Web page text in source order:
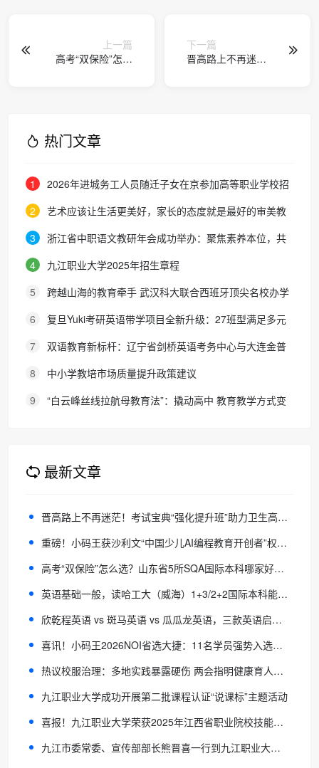
上一篇
高考“双保险”怎么
下一篇
晋高路上不再迷
热门文章
1
2026年进城务工人员随迁子女在京参加高等职业学校招
生考试报名通知
2
艺术应该让生活更美好，家长的态度就是最好的审美教
育！
3
浙江省中职语文教研年会成功举办：聚焦素养本位，共
探职教语文教学新路径
4
九江职业大学2025年招生章程
5
跨越山海的教育牵手 武汉科大联合西班牙顶尖名校办学
院，首届新生入学
6
复旦Yuki考研英语带学项目全新升级：27班型满足多元
需求，协议保障助力考研梦想
7
双语教育新标杆：辽宁省剑桥英语考务中心与大连金普
新区华美双语学校签约剑桥英语体系教学示范学校
8
中小学教培市场质量提升政策建议
9
“白云峰丝线拉航母教育法”：撬动高中 教育教学方式变
最新文章
晋高路上不再迷茫！考试宝典“强化提升班”助力卫生高级职称考生高效突围
重磅！小码王获沙利文“中国少儿AI编程教育开创者”权威认证！
高考“双保险”怎么选？山东省5所SQA国际本科哪家好？这篇文章告诉你
英语基础一般，读哈工大（威海）1+3/2+2国际本科能跟上吗？
欣乾程英语 vs 斑马英语 vs 瓜瓜龙英语，三款英语启蒙产品怎么选？
喜讯！小码王2026NOI省选大捷：11名学员强势入选省队，再创信奥教育新巅峰
热议校服治理：多地实践暴露硬伤 两会指明健康育人方向
九江职业大学成功开展第二批课程认证“说课标”主题活动
喜报！九江职业大学荣获2025年江西省职业院校技能大赛“表现突出单位”
九江市委常委、宣传部部长熊晋喜一行到九江职业大学艺动工坊调研